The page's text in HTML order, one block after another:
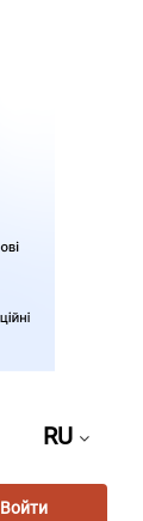
RU
Войти